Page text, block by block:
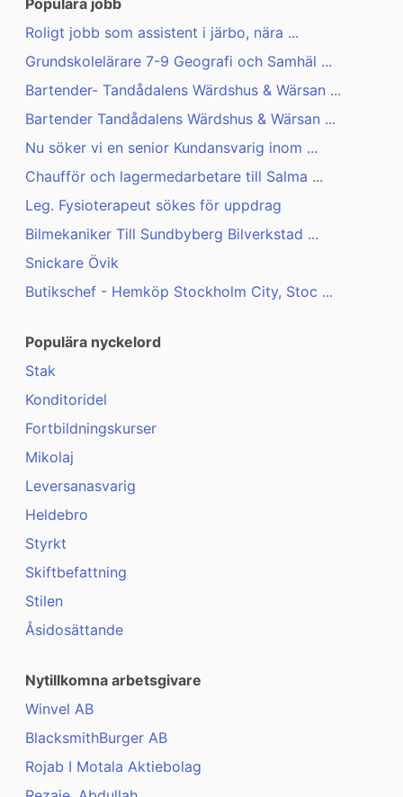
Populära jobb
Roligt jobb som assistent i järbo, nära ...
Grundskolelärare 7-9 Geografi och Samhäl ...
Bartender- Tandådalens Wärdshus & Wärsan ...
Bartender Tandådalens Wärdshus & Wärsan ...
Nu söker vi en senior Kundansvarig inom ...
Chaufför och lagermedarbetare till Salma ...
Leg. Fysioterapeut sökes för uppdrag
Bilmekaniker Till Sundbyberg Bilverkstad ...
Snickare Övik
Butikschef - Hemköp Stockholm City, Stoc ...
Populära nyckelord
Stak
Konditoridel
Fortbildningskurser
Mikolaj
Leversanasvarig
Heldebro
Styrkt
Skiftbefattning
Stilen
Åsidosättande
Nytillkomna arbetsgivare
Winvel AB
BlacksmithBurger AB
Rojab I Motala Aktiebolag